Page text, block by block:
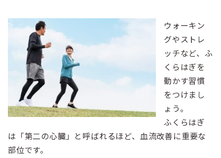
ウォーキン
グやストレ
ッチなど、ふ
くらはぎを
動かす習慣
をつけまし
ょう。
ふくらはぎ
は「第二の心臓」と呼ばれるほど、血流改善に重要な
部位です。